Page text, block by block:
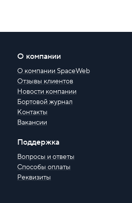
О компании
О компании SpaceWeb
Отзывы клиентов
Новости компании
Бортовой журнал
Контакты
Вакансии
Поддержка
Вопросы и ответы
Способы оплаты
Реквизиты